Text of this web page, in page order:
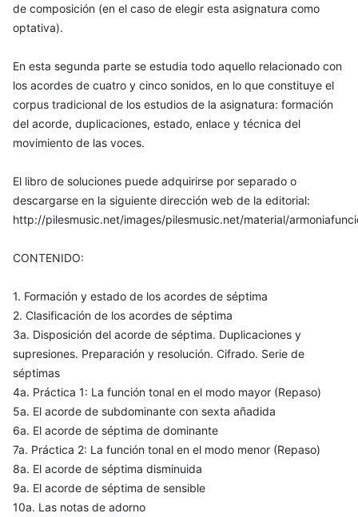
de composición (en el caso de elegir esta asignatura como
optativa).
En esta segunda parte se estudia todo aquello relacionado con
los acordes de cuatro y cinco sonidos, en lo que constituye el
corpus tradicional de los estudios de la asignatura: formación
del acorde, duplicaciones, estado, enlace y técnica del
movimiento de las voces.
El libro de soluciones puede adquirirse por separado o
descargarse en la siguiente dirección web de la editorial:
http://pilesmusic.net/images/pilesmusic.net/material/
CONTENIDO:
1. Formación y estado de los acordes de séptima
2. Clasificación de los acordes de séptima
3a. Disposición del acorde de séptima. Duplicaciones y
supresiones. Preparación y resolución. Cifrado. Serie de
séptimas
4a. Práctica 1: La función tonal en el modo mayor (Repaso)
5a. El acorde de subdominante con sexta añadida
6a. El acorde de séptima de dominante
7a. Práctica 2: La función tonal en el modo menor (Repaso)
8a. El acorde de séptima disminuida
9a. El acorde de séptima de sensible
10a. Las notas de adorno